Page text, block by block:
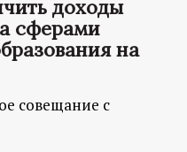
доходы
сферами
на
совещание с